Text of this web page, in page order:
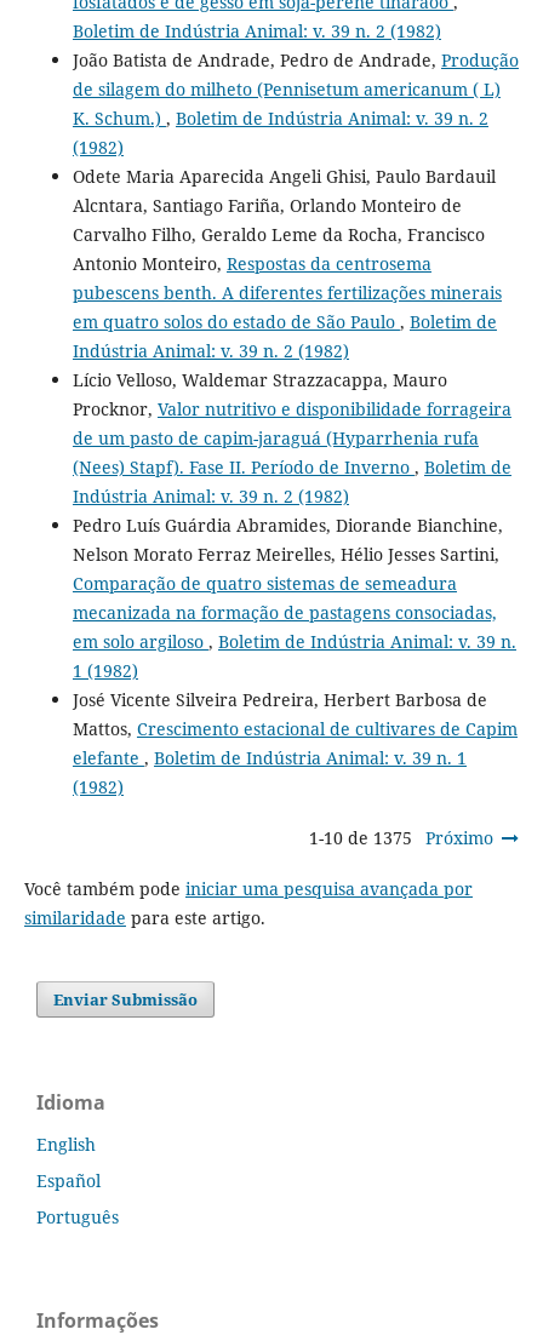
Boletim de Indústria Animal: v. 39 n. 2 (1982)
João Batista de Andrade, Pedro de Andrade, Produção
de silagem do milheto (Pennisetum americanum ( L)
K. Schum.) , Boletim de Indústria Animal: v. 39 n. 2
(1982)
Odete Maria Aparecida Angeli Ghisi, Paulo Bardauil
Alcntara, Santiago Fariña, Orlando Monteiro de
Carvalho Filho, Geraldo Leme da Rocha, Francisco
Antonio Monteiro, Respostas da centrosema
pubescens benth. A diferentes fertilizações minerais
em quatro solos do estado de São Paulo , Boletim de
Indústria Animal: v. 39 n. 2 (1982)
Lício Velloso, Waldemar Strazzacappa, Mauro
Procknor, Valor nutritivo e disponibilidade forrageira
de um pasto de capim-jaraguá (Hyparrhenia rufa
(Nees) Stapf). Fase II. Período de Inverno , Boletim de
Indústria Animal: v. 39 n. 2 (1982)
Pedro Luís Guárdia Abramides, Diorande Bianchine,
Nelson Morato Ferraz Meirelles, Hélio Jesses Sartini,
Comparação de quatro sistemas de semeadura
mecanizada na formação de pastagens consociadas,
em solo argiloso , Boletim de Indústria Animal: v. 39 n.
1 (1982)
José Vicente Silveira Pedreira, Herbert Barbosa de
Mattos, Crescimento estacional de cultivares de Capim
elefante , Boletim de Indústria Animal: v. 39 n. 1
(1982)
1-10 de 1375 Próximo
Você também pode iniciar uma pesquisa avançada por
similaridade para este artigo.
Enviar Submissão
Idioma
English
Español
Português
Informações